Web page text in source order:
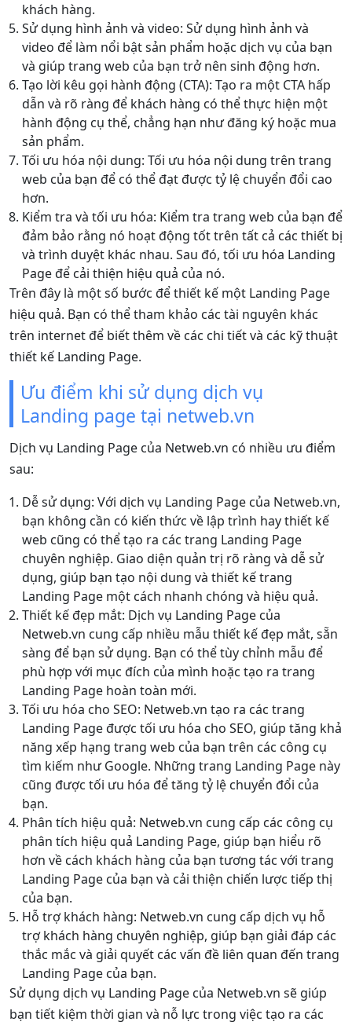
khách hàng.
Sử dụng hình ảnh và video: Sử dụng hình ảnh và
video để làm nổi bật sản phẩm hoặc dịch vụ của bạn
và giúp trang web của bạn trở nên sinh động hơn.
Tạo lời kêu gọi hành động (CTA): Tạo ra một CTA hấp
dẫn và rõ ràng để khách hàng có thể thực hiện một
hành động cụ thể, chẳng hạn như đăng ký hoặc mua
sản phẩm.
Tối ưu hóa nội dung: Tối ưu hóa nội dung trên trang
web của bạn để có thể đạt được tỷ lệ chuyển đổi cao
hơn.
Kiểm tra và tối ưu hóa: Kiểm tra trang web của bạn để
đảm bảo rằng nó hoạt động tốt trên tất cả các thiết bị
và trình duyệt khác nhau. Sau đó, tối ưu hóa Landing
Page để cải thiện hiệu quả của nó.
Trên đây là một số bước để thiết kế một Landing Page
hiệu quả. Bạn có thể tham khảo các tài nguyên khác
trên internet để biết thêm về các chi tiết và các kỹ thuật
thiết kế Landing Page.
Ưu điểm khi sử dụng dịch vụ
Landing page tại netweb.vn
Dịch vụ Landing Page của Netweb.vn có nhiều ưu điểm
sau:
Dễ sử dụng: Với dịch vụ Landing Page của Netweb.vn,
bạn không cần có kiến thức về lập trình hay thiết kế
web cũng có thể tạo ra các trang Landing Page
chuyên nghiệp. Giao diện quản trị rõ ràng và dễ sử
dụng, giúp bạn tạo nội dung và thiết kế trang
Landing Page một cách nhanh chóng và hiệu quả.
Thiết kế đẹp mắt: Dịch vụ Landing Page của
Netweb.vn cung cấp nhiều mẫu thiết kế đẹp mắt, sẵn
sàng để bạn sử dụng. Bạn có thể tùy chỉnh mẫu để
phù hợp với mục đích của mình hoặc tạo ra trang
Landing Page hoàn toàn mới.
Tối ưu hóa cho SEO: Netweb.vn tạo ra các trang
Landing Page được tối ưu hóa cho SEO, giúp tăng khả
năng xếp hạng trang web của bạn trên các công cụ
tìm kiếm như Google. Những trang Landing Page này
cũng được tối ưu hóa để tăng tỷ lệ chuyển đổi của
bạn.
Phân tích hiệu quả: Netweb.vn cung cấp các công cụ
phân tích hiệu quả Landing Page, giúp bạn hiểu rõ
hơn về cách khách hàng của bạn tương tác với trang
Landing Page của bạn và cải thiện chiến lược tiếp thị
của bạn.
Hỗ trợ khách hàng: Netweb.vn cung cấp dịch vụ hỗ
trợ khách hàng chuyên nghiệp, giúp bạn giải đáp các
thắc mắc và giải quyết các vấn đề liên quan đến trang
Landing Page của bạn.
Sử dụng dịch vụ Landing Page của Netweb.vn sẽ giúp
bạn tiết kiệm thời gian và nỗ lực trong việc tạo ra các